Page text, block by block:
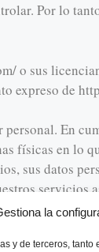
la
y de terceros, tanto
Por lo
o sus
expreso de
personal. En
físicas en lo
sus datos
servicios
oposición de